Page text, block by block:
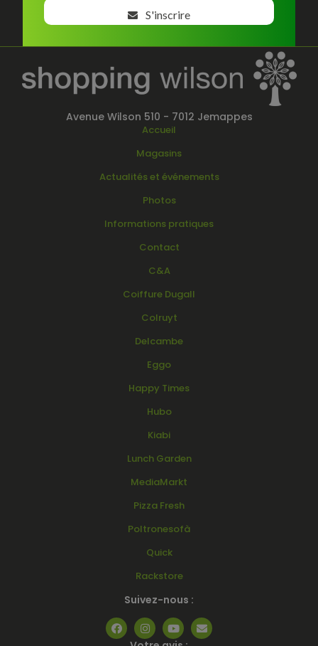
J'accepte la
Avenue Wilson 510 - 7012 Jemappes
Accueil
Magasins
Actualités et événements
Photos
Informations pratiques
Contact
C&A
Coiffure Dugall
Colruyt
Delcambe
Eggo
Happy Times
Hubo
Kiabi
Lunch Garden
MediaMarkt
Pizza Fresh
Poltronesofà
Quick
Rackstore
Suivez-nous :
S'inscrire